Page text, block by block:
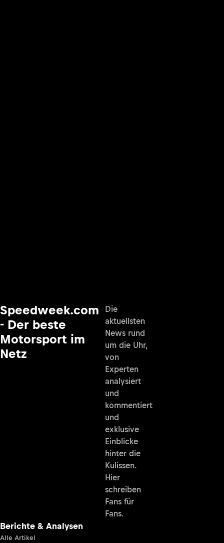
Speedweek.com
- Der beste
Motorsport im
Netz
Die
aktuellsten
News rund
um die Uhr,
von
Experten
analysiert
und
kommentiert
und
exklusive
Einblicke
hinter die
Kulissen.
Hier
schreiben
Fans für
Fans.
Berichte & Analysen
Alle Artikel